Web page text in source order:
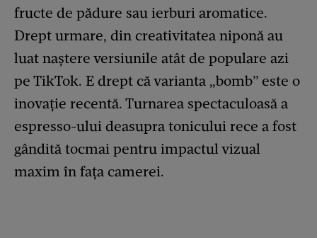
fructe de pădure sau ierburi aromatice.
Drept urmare, din creativitatea niponă au
luat naștere versiunile atât de populare azi
pe TikTok. E drept că varianta „bomb” este o
inovație recentă. Turnarea spectaculoasă a
espresso-ului deasupra tonicului rece a fost
gândită tocmai pentru impactul vizual
maxim în fața camerei.